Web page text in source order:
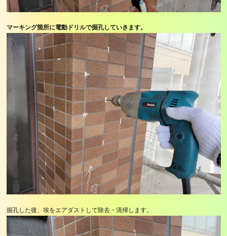
マーキング箇所に電動ドリルで掘孔していきます。
掘孔した後、埃をエアダストして除去・清掃します。